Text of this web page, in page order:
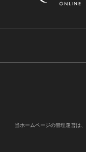
当ホームページの管理運営は